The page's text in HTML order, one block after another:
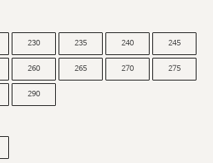
230 235 240 245
260 265 270 275
290